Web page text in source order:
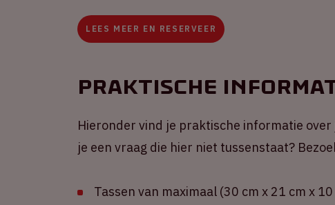
LEES MEER EN RESERVEER
Praktische
Hieronder vind je praktische informatie over
je een vraag die hier niet tussenstaat?
Tassen van maximaal (30 cm x 21 cm x